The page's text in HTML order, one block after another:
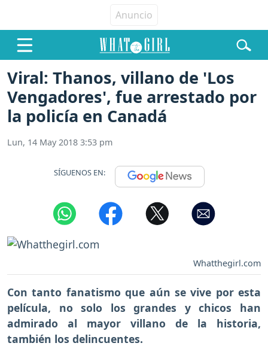
Viral: Thanos, villano de 'Los
Vengadores', fue arrestado por
la policía en Canadá
Lun, 14 May 2018 3:53 pm
SÍGUENOS EN:
Whatthegirl.com
Con tanto fanatismo que aún se vive por esta
película, no solo los grandes y chicos han
admirado al mayor villano de la historia,
también los delincuentes.